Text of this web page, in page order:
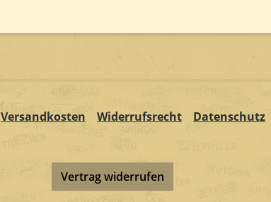
Versandkosten Widerrufsrecht Datenschutz
Vertrag widerrufen